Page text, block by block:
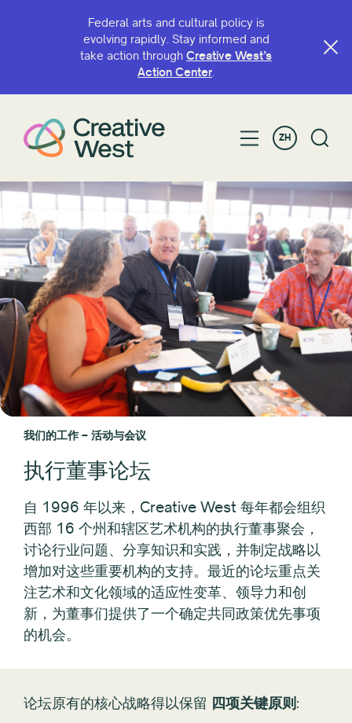
Federal arts and cultural policy is
evolving rapidly. Stay informed and
take action through Creative West’s
Action Center.
ZH
我们的工作 – 活动与会议
执行董事论坛
自 1996 年以来，Creative West 每年都会组织
西部 16 个州和辖区艺术机构的执行董事聚会，
讨论行业问题、分享知识和实践，并制定战略以
增加对这些重要机构的支持。最近的论坛重点关
注艺术和文化领域的适应性变革、领导力和创
新，为董事们提供了一个确定共同政策优先事项
的机会。
论坛原有的核心战略得以保留 四项关键原则: